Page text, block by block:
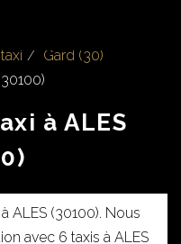
Gard (30)
à ALES
ALES (30100). Nous
avec 6 taxis à ALES